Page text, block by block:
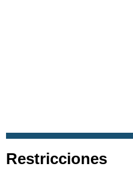
Restricciones